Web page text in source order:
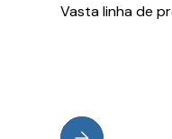
Vasta linha de